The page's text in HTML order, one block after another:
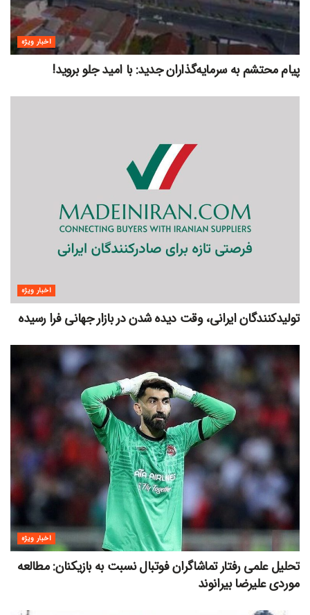
اخبار ویژه
پیام محتشم به سرمایه‌گذاران جدید: با امید جلو بروید!
اخبار ویژه
تولیدکنندگان ایرانی، وقت دیده شدن در بازار جهانی فرا رسیده
اخبار ویژه
تحلیل علمی رفتار تماشاگران فوتبال نسبت به بازیکنان: مطالعه
موردی علیرضا بیرانوند